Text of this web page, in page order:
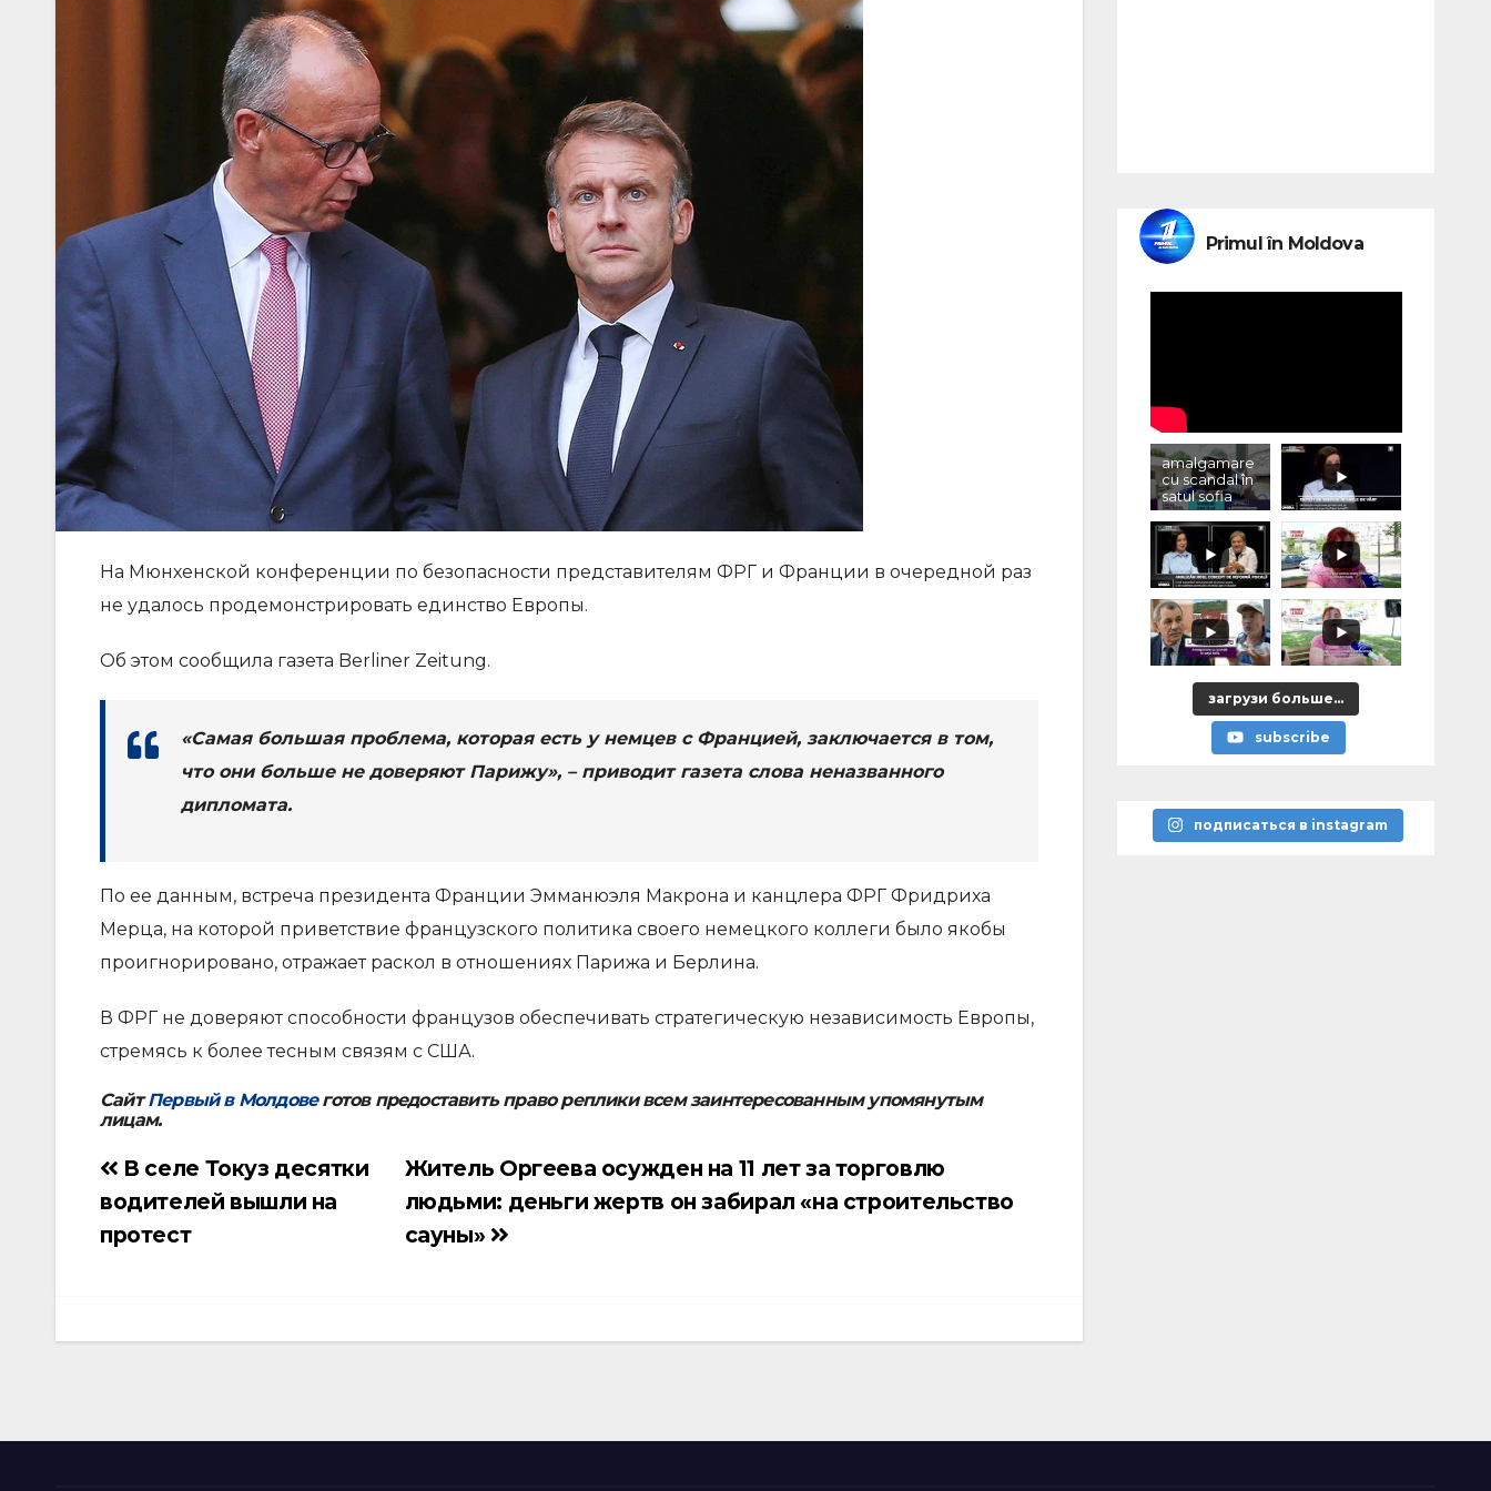
На Мюнхенской конференции по безопасности представителям ФРГ и Франции в очередной раз
не удалось продемонстрировать единство Европы.
Об этом сообщила газета Berliner Zeitung.
«Самая большая проблема, которая есть у немцев с Францией, заключается в том,
что они больше не доверяют Парижу», – приводит газета слова неназванного
дипломата.
По ее данным, встреча президента Франции Эмманюэля Макрона и канцлера ФРГ Фридриха
Мерца, на которой приветствие французского политика своего немецкого коллеги было якобы
проигнорировано, отражает раскол в отношениях Парижа и Берлина.
В ФРГ не доверяют способности французов обеспечивать стратегическую независимость Европы,
стремясь к более тесным связям с США.
СайтПервый в Молдовеготов предоставить право реплики всем заинтересованным упомянутым
лицам.
Навигация
по
Житель Оргеева осужден на 11 лет за торговлю
людьми: деньги жертв он забирал «на строительство
сауны»
В селе Токуз десятки
водителей вышли на
протест
Primul în Moldova
amalgamare
cu scandal în
satul sofia
загрузи больше...
subscribe
подписаться в instagram